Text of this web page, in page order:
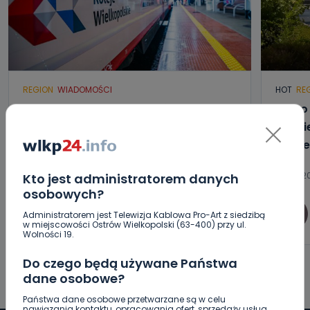
Kto jest administratorem danych
osobowych?
Administratorem jest Telewizja Kablowa Pro-Art z siedzibą
w miejscowości Ostrów Wielkopolski (63-400) przy ul.
Wolności 19.
Do czego będą używane Państwa
dane osobowe?
Państwa dane osobowe przetwarzane są w celu
REGION WIADOMOŚCI
Wielkopolanie coraz częściej
wypadają Koleje Wielkopolskie?
08.08.2026 18:16
Paulina Szczepaniak 0
HOT